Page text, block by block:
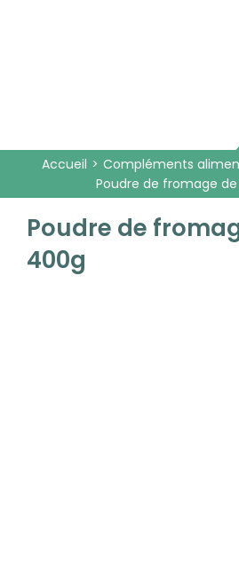
Accueil Compléments
Poudre de fromage de
Poudre de
400g